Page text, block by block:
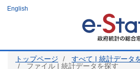
ツ
English
トップページ
すべて | 統計データ
ファイル | 統計データを探す